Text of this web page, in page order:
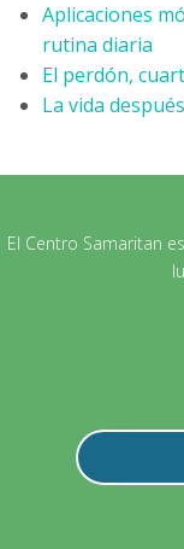
Aplicaciones
rutina diaria
El perdón,
La vida
El Centro Samaritan